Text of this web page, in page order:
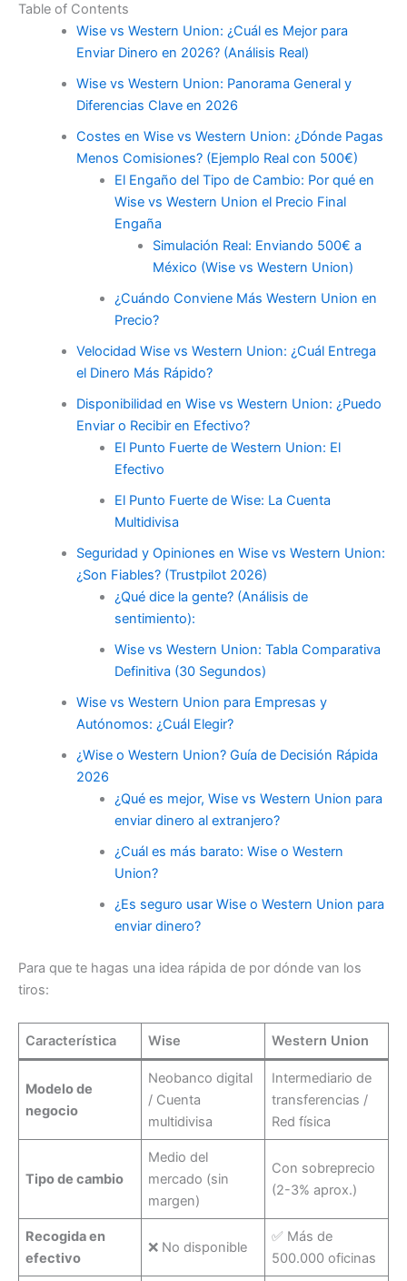
Table of Contents
Wise vs Western Union: ¿Cuál es Mejor para
Enviar Dinero en 2026? (Análisis Real)
Wise vs Western Union: Panorama General y
Diferencias Clave en 2026
Costes en Wise vs Western Union: ¿Dónde Pagas
Menos Comisiones? (Ejemplo Real con 500€)
El Engaño del Tipo de Cambio: Por qué en
Wise vs Western Union el Precio Final
Engaña
Simulación Real: Enviando 500€ a
México (Wise vs Western Union)
¿Cuándo Conviene Más Western Union en
Precio?
Velocidad Wise vs Western Union: ¿Cuál Entrega
el Dinero Más Rápido?
Disponibilidad en Wise vs Western Union: ¿Puedo
Enviar o Recibir en Efectivo?
El Punto Fuerte de Western Union: El
Efectivo
El Punto Fuerte de Wise: La Cuenta
Multidivisa
Seguridad y Opiniones en Wise vs Western Union:
¿Son Fiables? (Trustpilot 2026)
¿Qué dice la gente? (Análisis de
sentimiento):
Wise vs Western Union: Tabla Comparativa
Definitiva (30 Segundos)
Wise vs Western Union para Empresas y
Autónomos: ¿Cuál Elegir?
¿Wise o Western Union? Guía de Decisión Rápida
2026
¿Qué es mejor, Wise vs Western Union para
enviar dinero al extranjero?
¿Cuál es más barato: Wise o Western
Union?
¿Es seguro usar Wise o Western Union para
enviar dinero?
Para que te hagas una idea rápida de por dónde van los
tiros:
Característica Wise Western Union
Modelo de
negocio
Neobanco digital
/ Cuenta
multidivisa
Intermediario de
transferencias /
Red física
Tipo de cambio
Medio del
mercado (sin
margen)
Con sobreprecio
(2-3% aprox.)
Recogida en
efectivo
❌ No disponible
✅ Más de
500.000 oficinas